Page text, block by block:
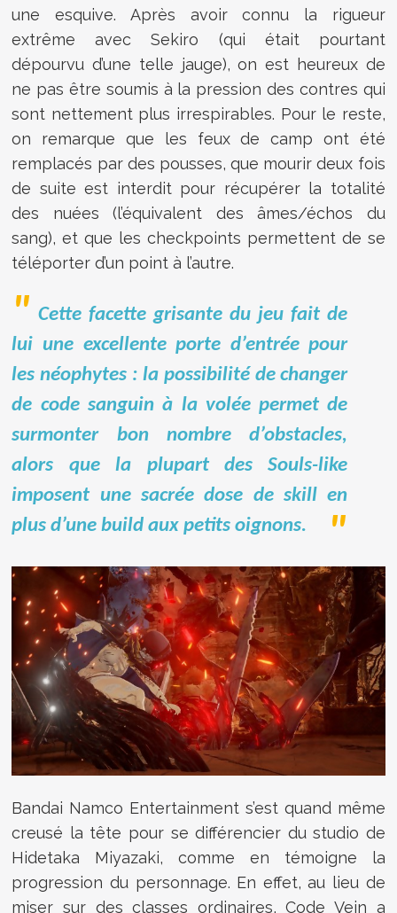
une esquive. Après avoir connu la rigueur
extrême avec Sekiro (qui était pourtant
dépourvu d’une telle jauge), on est heureux de
ne pas être soumis à la pression des contres qui
sont nettement plus irrespirables. Pour le reste,
on remarque que les feux de camp ont été
remplacés par des pousses, que mourir deux fois
de suite est interdit pour récupérer la totalité
des nuées (l’équivalent des âmes/échos du
sang), et que les checkpoints permettent de se
téléporter d’un point à l’autre.
Cette facette grisante du jeu fait de
lui une excellente porte d’entrée pour
les néophytes : la possibilité de changer
de code sanguin à la volée permet de
surmonter bon nombre d’obstacles,
alors que la plupart des Souls-like
imposent une sacrée dose de skill en
plus d’une build aux petits oignons.
Bandai Namco Entertainment s’est quand même
creusé la tête pour se différencier du studio de
Hidetaka Miyazaki, comme en témoigne la
progression du personnage. En effet, au lieu de
miser sur des classes ordinaires, Code Vein a